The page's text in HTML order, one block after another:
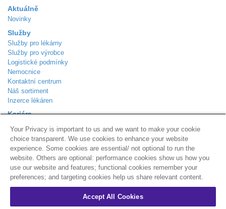
Aktuálně
Novinky
Služby
Služby pro lékárny
Služby pro výrobce
Logistické podmínky
Nemocnice
Kontaktní centrum
Náš sortiment
Inzerce lékáren
Kariéra
Kontakt
Podle Trati 624/7
Praha 10 - Malešice
108 00
Zákaznická linka 800 310 101
Your Privacy is important to us and we want to make your cookie
choice transparent. We use cookies to enhance your website
experience. Some cookies are essential/ not optional to run the
website. Others are optional: performance cookies show us how you
use our website and features; functional cookies remember your
preferences; and targeting cookies help us share relevant content.
Accept All Cookies